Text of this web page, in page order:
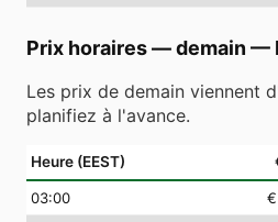
Prix horaires — demain —
Les prix de demain viennent
planifiez à l'avance.
Heure (EEST)
03:00